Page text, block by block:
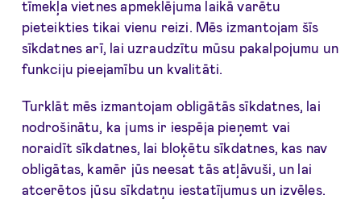
tīmekļa vietnes apmeklējuma laikā varētu
pieteikties tikai vienu reizi. Mēs izmantojam šīs
sīkdatnes arī, lai uzraudzītu mūsu pakalpojumu un
funkciju pieejamību un kvalitāti.
Turklāt mēs izmantojam obligātās sīkdatnes, lai
nodrošinātu, ka jums ir iespēja pieņemt vai
noraidīt sīkdatnes, lai bloķētu sīkdatnes, kas nav
obligātas, kamēr jūs neesat tās atļāvuši, un lai
atcerētos jūsu sīkdatņu iestatījumus un izvēles.